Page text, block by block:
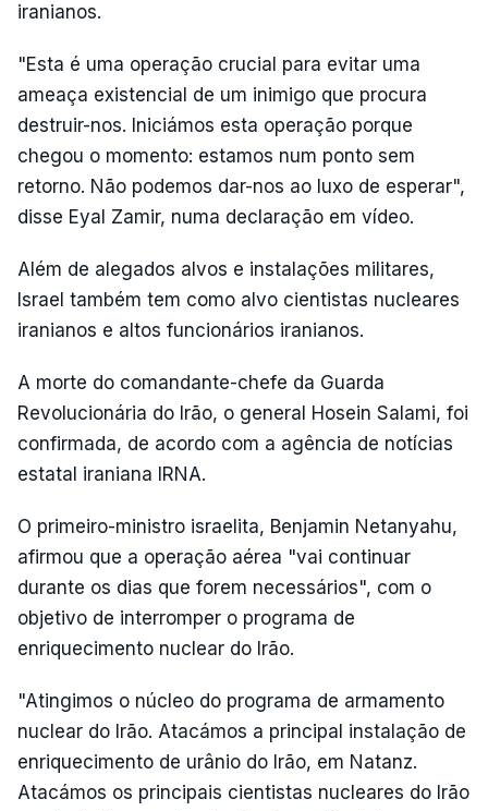
iranianos.
"Esta é uma operação crucial para evitar uma
ameaça existencial de um inimigo que procura
destruir-nos. Iniciámos esta operação porque
chegou o momento: estamos num ponto sem
retorno. Não podemos dar-nos ao luxo de esperar",
disse Eyal Zamir, numa declaração em vídeo.
Além de alegados alvos e instalações militares,
Israel também tem como alvo cientistas nucleares
iranianos e altos funcionários iranianos.
A morte do comandante-chefe da Guarda
Revolucionária do Irão, o general Hosein Salami, foi
confirmada, de acordo com a agência de notícias
estatal iraniana IRNA.
O primeiro-ministro israelita, Benjamin Netanyahu,
afirmou que a operação aérea "vai continuar
durante os dias que forem necessários", com o
objetivo de interromper o programa de
enriquecimento nuclear do Irão.
"Atingimos o núcleo do programa de armamento
nuclear do Irão. Atacámos a principal instalação de
enriquecimento de urânio do Irão, em Natanz.
Atacámos os principais cientistas nucleares do Irão